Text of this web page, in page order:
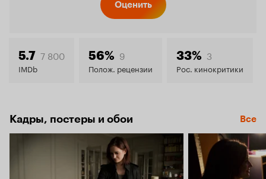
6.2
Оценить
5.7 7 800
IMDb
56% 9
Полож. рецензии
33% 3
Рос. кинокритики
Кадры, постеры и обои Все